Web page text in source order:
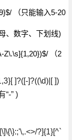
（只能输入5-20
、数字、下划线)
Z\.\s]{1,20})$/ （2
]?([-]?((\d)|[ ])
“-” )
?]{1}[^`